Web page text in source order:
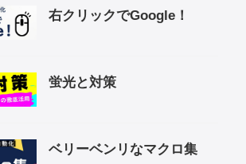
右クリックでGoogle！
蛍光と対策
ベリーベンリなマクロ集